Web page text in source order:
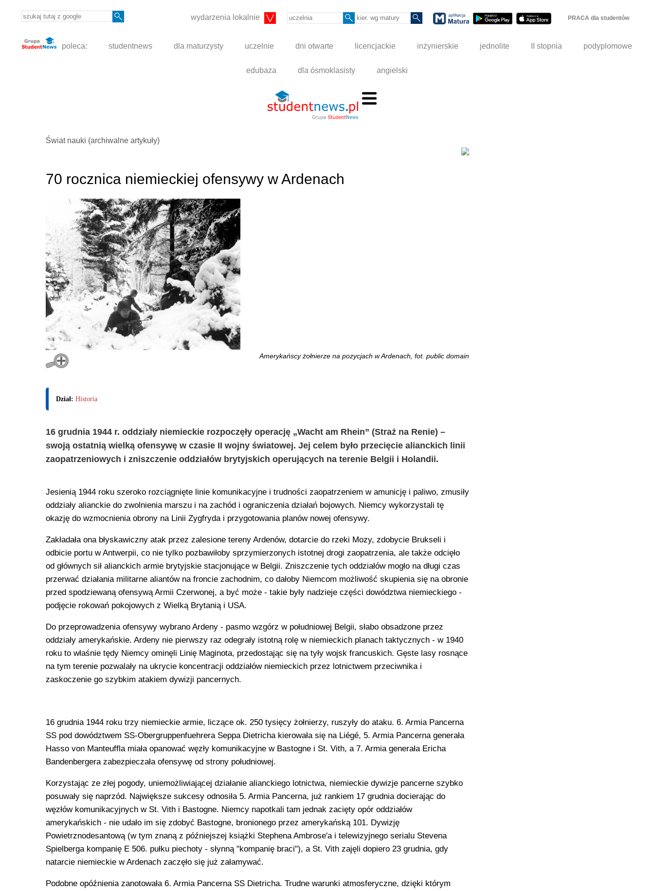
wydarzenia lokalnie PRACA dla studentów
poleca: studentnews dla maturzysty uczelnie dni otwarte licencjackie inżynierskie jednolite II stopnia podyplomowe
edubaza dla ósmoklasisty angielski
Świat nauki (archiwalne artykuły)
70 rocznica niemieckiej ofensywy w Ardenach
Amerykańscy żołnierze na pozycjach w Ardenach, fot. public domain
Dział: Historia
16 grudnia 1944 r. oddziały niemieckie rozpoczęły operację „Wacht am Rhein” (Straż na Renie) –
swoją ostatnią wielką ofensywę w czasie II wojny światowej. Jej celem było przecięcie alianckich linii
zaopatrzeniowych i zniszczenie oddziałów brytyjskich operujących na terenie Belgii i Holandii.
Jesienią 1944 roku szeroko rozciągnięte linie komunikacyjne i trudności zaopatrzeniem w amunicję i paliwo, zmusiły
oddziały alianckie do zwolnienia marszu i na zachód i ograniczenia działań bojowych. Niemcy wykorzystali tę
okazję do wzmocnienia obrony na Linii Zygfryda i przygotowania planów nowej ofensywy.
Zakładała ona błyskawiczny atak przez zalesione tereny Ardenów, dotarcie do rzeki Mozy, zdobycie Brukseli i
odbicie portu w Antwerpii, co nie tylko pozbawiłoby sprzymierzonych istotnej drogi zaopatrzenia, ale także odcięło
od głównych sił alianckich armie brytyjskie stacjonujące w Belgii. Zniszczenie tych oddziałów mogło na długi czas
przerwać działania militarne aliantów na froncie zachodnim, co dałoby Niemcom możliwość skupienia się na obronie
przed spodziewaną ofensywą Armii Czerwonej, a być może - takie były nadzieje części dowództwa niemieckiego -
podjęcie rokowań pokojowych z Wielką Brytanią i USA.
Do przeprowadzenia ofensywy wybrano Ardeny - pasmo wzgórz w południowej Belgii, słabo obsadzone przez
oddziały amerykańskie. Ardeny nie pierwszy raz odegrały istotną rolę w niemieckich planach taktycznych - w 1940
roku to właśnie tędy Niemcy ominęli Linię Maginota, przedostając się na tyły wojsk francuskich. Gęste lasy rosnące
na tym terenie pozwalały na ukrycie koncentracji oddziałów niemieckich przez lotnictwem przeciwnika i
zaskoczenie go szybkim atakiem dywizji pancernych.
16 grudnia 1944 roku trzy niemieckie armie, liczące ok. 250 tysięcy żołnierzy, ruszyły do ataku. 6. Armia Pancerna
SS pod dowództwem SS-Obergruppenfuehrera Seppa Dietricha kierowała się na Liégé, 5. Armia Pancerna generała
Hasso von Manteuffla miała opanować węzły komunikacyjne w Bastogne i St. Vith, a 7. Armia generała Ericha
Bandenbergera zabezpieczała ofensywę od strony południowej.
Korzystając ze złej pogody, uniemożliwiającej działanie alianckiego lotnictwa, niemieckie dywizje pancerne szybko
posuwały się naprzód. Największe sukcesy odnosiła 5. Armia Pancerna, już rankiem 17 grudnia docierając do
węzłów komunikacyjnych w St. Vith i Bastogne. Niemcy napotkali tam jednak zacięty opór oddziałów
amerykańskich - nie udało im się zdobyć Bastogne, bronionego przez amerykańską 101. Dywizję
Powietrznodesantową (w tym znaną z późniejszej książki Stephena Ambrose'a i telewizyjnego serialu Stevena
Spielberga kompanię E 506. pułku piechoty - słynną "kompanię braci"), a St. Vith zajęli dopiero 23 grudnia, gdy
natarcie niemieckie w Ardenach zaczęło się już załamywać.
Podobne opóźnienia zanotowała 6. Armia Pancerna SS Dietricha. Trudne warunki atmosferyczne, dzięki którym